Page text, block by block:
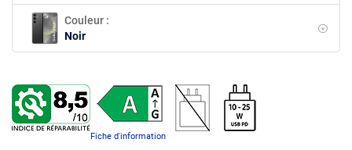
Couleur :
Noir
Fiche d'information